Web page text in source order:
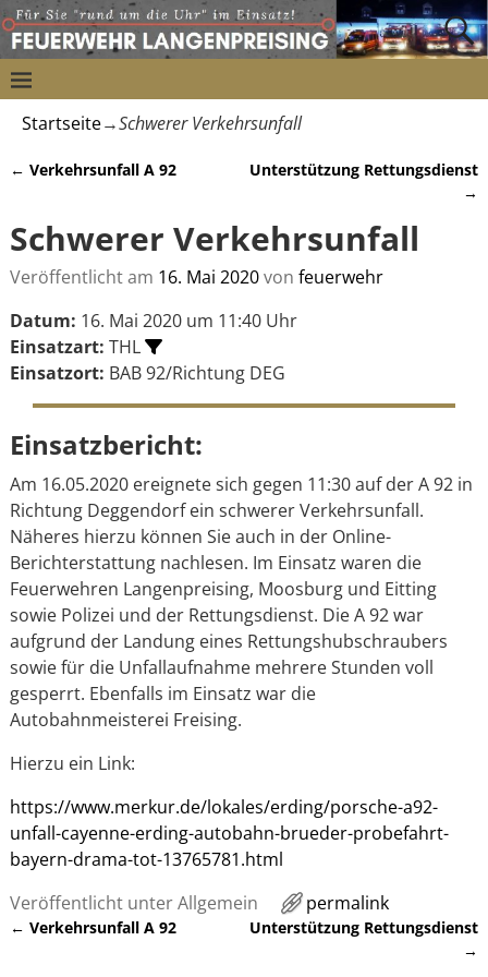
Startseite→Schwerer Verkehrsunfall
← Verkehrsunfall A 92
Unterstützung Rettungsdienst
→
Schwerer Verkehrsunfall
Veröffentlicht am 16. Mai 2020von feuerwehr
Datum: 16. Mai 2020 um 11:40 Uhr
Einsatzart: THL
Einsatzort: BAB 92/Richtung DEG
Einsatzbericht:
Am 16.05.2020 ereignete sich gegen 11:30 auf der A 92 in
Richtung Deggendorf ein schwerer Verkehrsunfall.
Näheres hierzu können Sie auch in der Online-
Berichterstattung nachlesen. Im Einsatz waren die
Feuerwehren Langenpreising, Moosburg und Eitting
sowie Polizei und der Rettungsdienst. Die A 92 war
aufgrund der Landung eines Rettungshubschraubers
sowie für die Unfallaufnahme mehrere Stunden voll
gesperrt. Ebenfalls im Einsatz war die
Autobahnmeisterei Freising.
Hierzu ein Link:
https://www.merkur.de/lokales/erding/porsche-a92-
unfall-cayenne-erding-autobahn-brueder-probefahrt-
bayern-drama-tot-13765781.html
Veröffentlicht unterAllgemein permalink
← Verkehrsunfall A 92
Unterstützung Rettungsdienst
→